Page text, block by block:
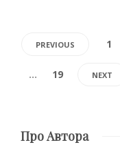
PREVIOUS 1
… 19 NEXT
Про Автора